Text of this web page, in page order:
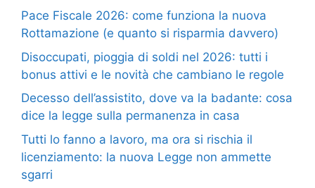
Pace Fiscale 2026: come funziona la nuova
Rottamazione (e quanto si risparmia davvero)
Disoccupati, pioggia di soldi nel 2026: tutti i
bonus attivi e le novità che cambiano le regole
Decesso dell’assistito, dove va la badante: cosa
dice la legge sulla permanenza in casa
Tutti lo fanno a lavoro, ma ora si rischia il
licenziamento: la nuova Legge non ammette
sgarri